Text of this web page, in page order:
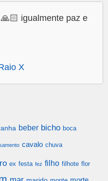
igualmente paz e
X
beber bicho boca
cavalo chuva
ex festa fez filho filhote flor